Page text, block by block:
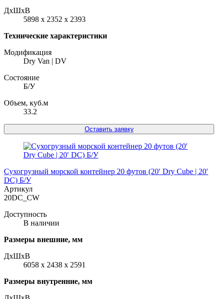
ДxШxВ
5898 x 2352 x 2393
Технические характеристики
Модификация
Dry Van | DV
Состояние
Б/У
Объем, куб.м
33.2
Оставить заявку
Сухогрузный морской контейнер 20 футов (20′ Dry Cube | 20′
DC) Б/У
Артикул
20DC_CW
Доступность
В наличии
Размеры внешние, мм
ДxШxВ
6058 x 2438 x 2591
Размеры внутренние, мм